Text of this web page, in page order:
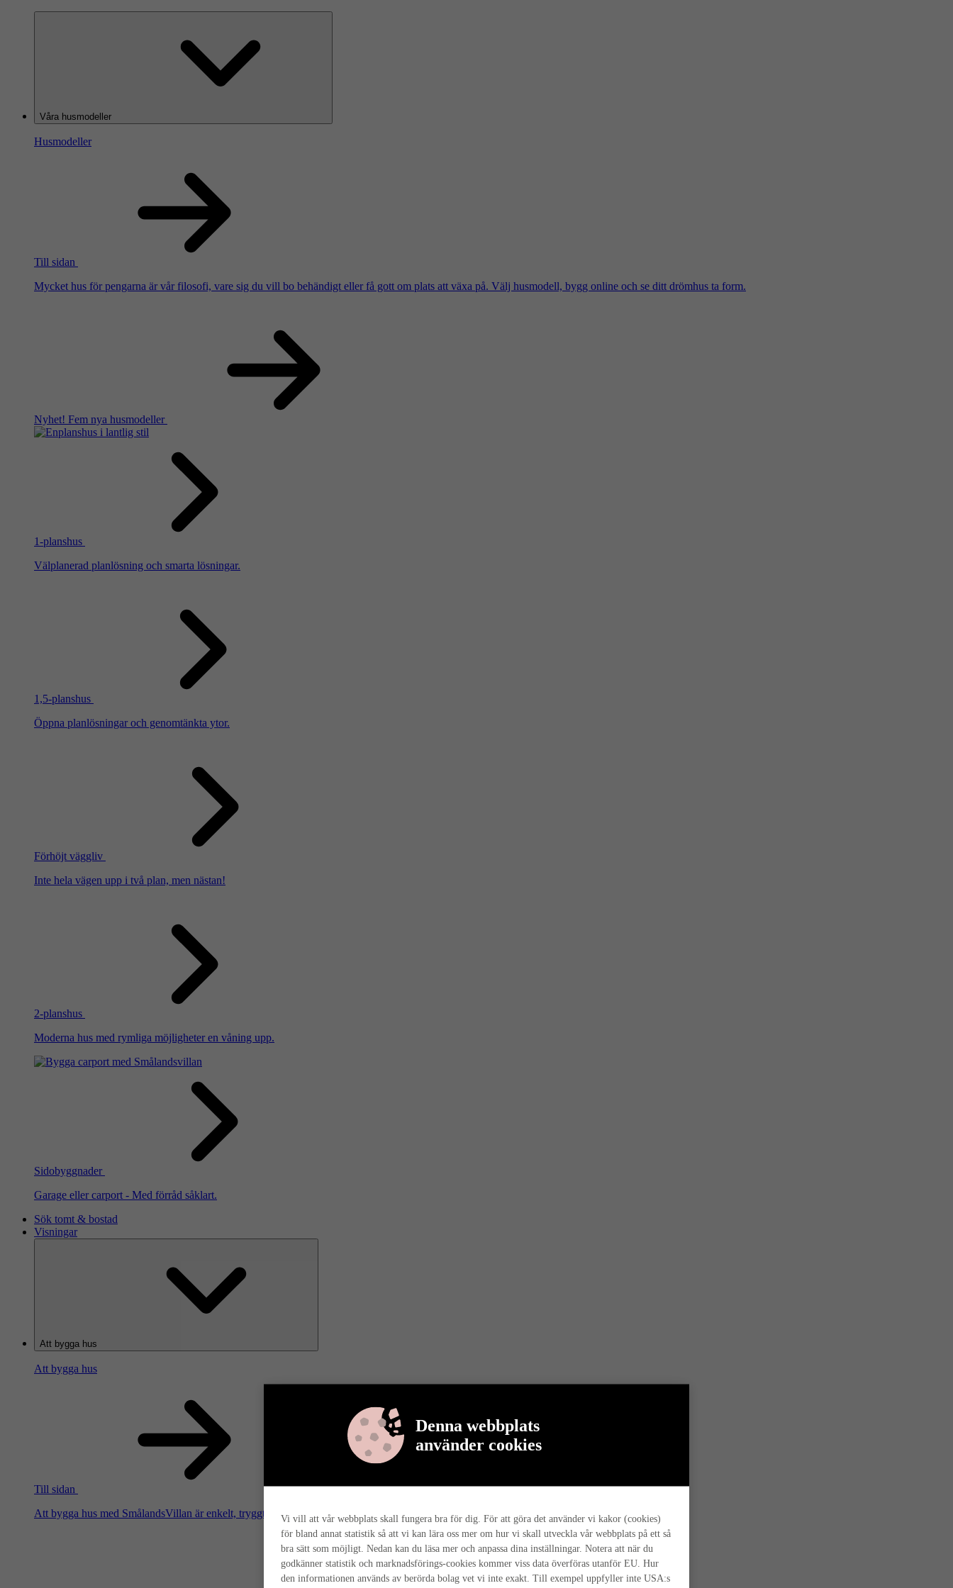
Denna webbplats
använder cookies
Vi vill att vår webbplats skall fungera bra för dig. För att göra det använder vi kakor (cookies)
för bland annat statistik så att vi kan lära oss mer om hur vi skall utveckla vår webbplats på ett så
bra sätt som möjligt. Nedan kan du läsa mer och anpassa dina inställningar. Notera att när du
godkänner statistik och marknadsförings-cookies kommer viss data överföras utanför EU. Hur
den informationen används av berörda bolag vet vi inte exakt. Till exempel uppfyller inte USA:s
Våra husmodeller
Husmodeller
Till sidan
Mycket hus för pengarna är vår filosofi, vare sig du vill bo behändigt eller få gott om plats att växa på. Välj husmodell, bygg online och se ditt drömhus ta form.
Nyhet! Fem nya husmodeller
1-planshus
Välplanerad planlösning och smarta lösningar.
1,5-planshus
Öppna planlösningar och genomtänkta ytor.
Förhöjt väggliv
Inte hela vägen upp i två plan, men nästan!
2-planshus
Moderna hus med rymliga möjligheter en våning upp.
Sidobyggnader
Garage eller carport - Med förråd såklart.
Sök tomt & bostad
Visningar
Att bygga hus
Att bygga hus
Till sidan
Att bygga hus med SmålandsVillan är enkelt, tryggt och smart. Här berättar vi mer om varför det är så, och hur hela husresan går till hos oss.